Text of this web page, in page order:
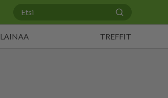
LAINAA TREFFIT